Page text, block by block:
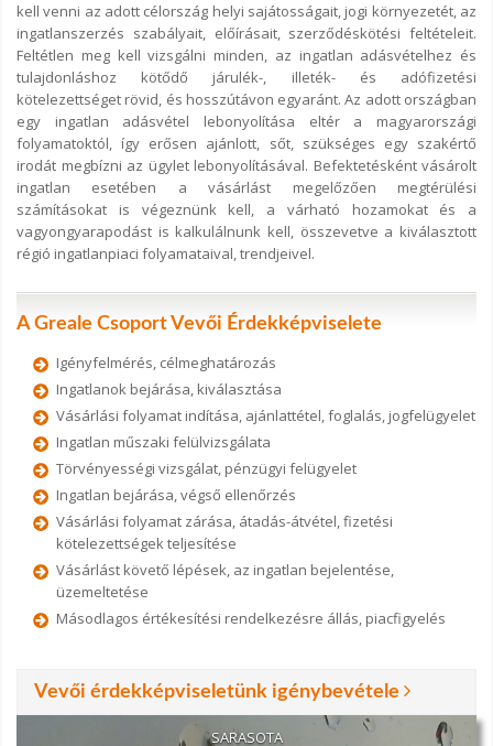
kell venni az adott célország helyi sajátosságait, jogi környezetét, az
ingatlanszerzés szabályait, előírásait, szerződéskötési feltételeit.
Feltétlen meg kell vizsgálni minden, az ingatlan adásvételhez és
tulajdonláshoz kötődő járulék-, illeték- és adófizetési
kötelezettséget rövid, és hosszútávon egyaránt. Az adott országban
egy ingatlan adásvétel lebonyolítása eltér a magyarországi
folyamatoktól, így erősen ajánlott, sőt, szükséges egy szakértő
irodát megbízni az ügylet lebonyolításával. Befektetésként vásárolt
ingatlan esetében a vásárlást megelőzően megtérülési
számításokat is végeznünk kell, a várható hozamokat és a
vagyongyarapodást is kalkulálnunk kell, összevetve a kiválasztott
régió ingatlanpiaci folyamataival, trendjeivel.
A Greale Csoport Vevői Érdekképviselete
Igényfelmérés, célmeghatározás
Ingatlanok bejárása, kiválasztása
Vásárlási folyamat indítása, ajánlattétel, foglalás, jogfelügyelet
Ingatlan műszaki felülvizsgálata
Törvényességi vizsgálat, pénzügyi felügyelet
Ingatlan bejárása, végső ellenőrzés
Vásárlási folyamat zárása, átadás-átvétel, fizetési
kötelezettségek teljesítése
Vásárlást követő lépések, az ingatlan bejelentése,
üzemeltetése
Másodlagos értékesítési rendelkezésre állás, piacfigyelés
Vevői érdekképviseletünk igénybevétele
SARASOTA